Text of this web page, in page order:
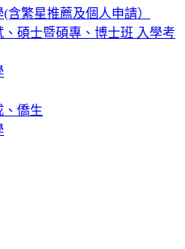
含繁星推薦及個人申請）
碩士暨碩專、博士班 入學考
、僑生